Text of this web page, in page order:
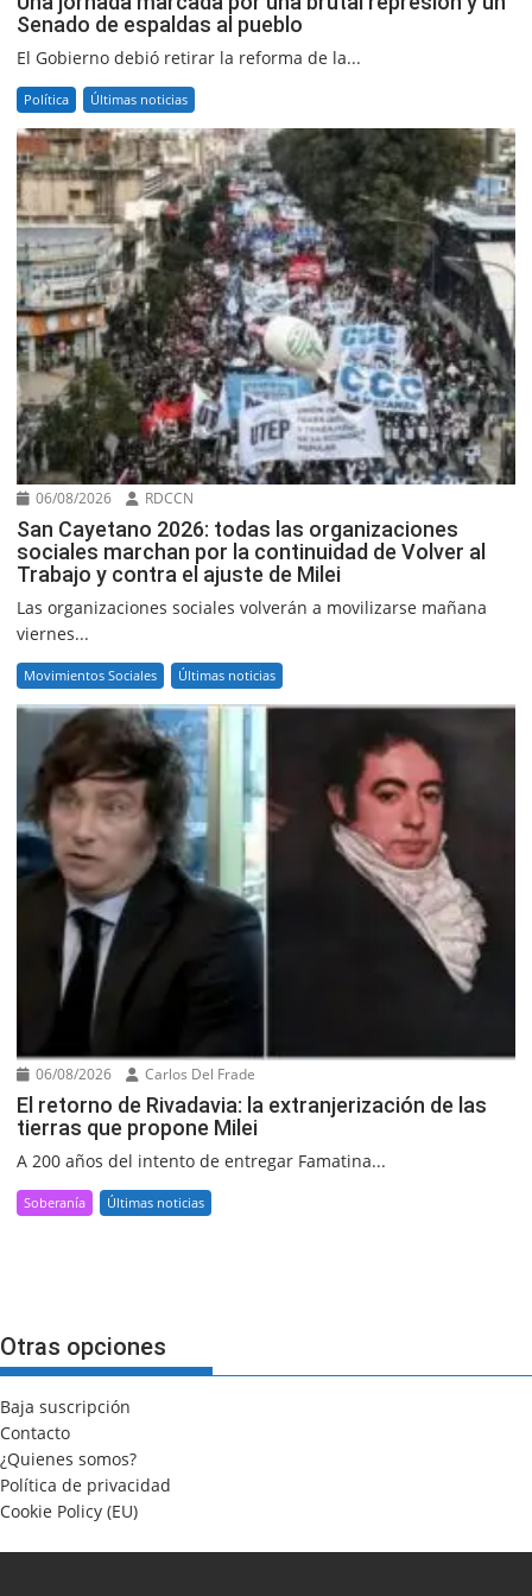
Senado de espaldas al pueblo
El Gobierno debió retirar la reforma de la...
Política Últimas noticias
06/08/2026 RDCCN
San Cayetano 2026: todas las organizaciones
sociales marchan por la continuidad de Volver al
Trabajo y contra el ajuste de Milei
Las organizaciones sociales volverán a movilizarse mañana
viernes...
Movimientos Sociales Últimas noticias
06/08/2026 Carlos Del Frade
El retorno de Rivadavia: la extranjerización de las
tierras que propone Milei
A 200 años del intento de entregar Famatina...
Soberanía Últimas noticias
Otras opciones
Baja suscripción
Contacto
¿Quienes somos?
Política de privacidad
Cookie Policy (EU)